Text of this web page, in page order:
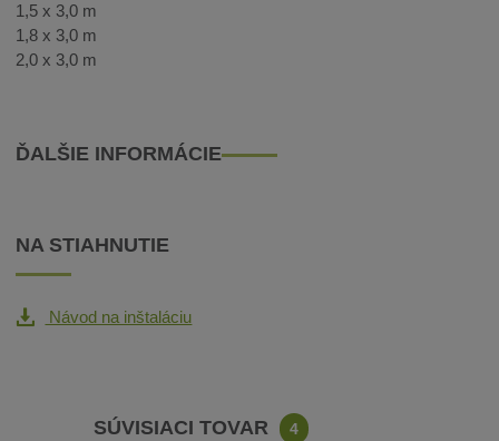
1,5 x 3,0 m
1,8 x 3,0 m
2,0 x 3,0 m
ĎALŠIE INFORMÁCIE
NA STIAHNUTIE
Návod na inštaláciu
SÚVISIACI TOVAR 4